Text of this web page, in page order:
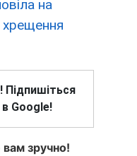
на
Підпишіться
Google!
зручно!